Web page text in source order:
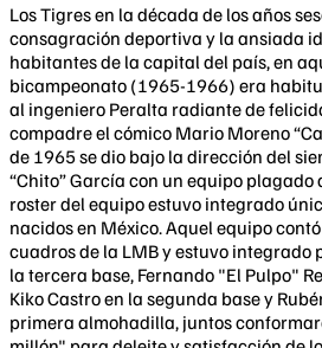
Los Tigres en la década de los años
consagración deportiva y la ansiada
habitantes de la capital del país, en
bicampeonato (1965-1966) era
al ingeniero Peralta radiante de
compadre el cómico Mario Moreno
de 1965 se dio bajo la dirección del
“Chito” García con un equipo plagado
roster del equipo estuvo integrado
nacidos en México. Aquel equipo
cuadros de la LMB y estuvo integrado
la tercera base, Fernando "El Pulpo"
Kiko Castro en la segunda base y
primera almohadilla, juntos